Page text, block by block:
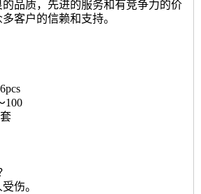
品质，先进的服务和有竞争力的价
客户的信赖和支持。
100
伤。